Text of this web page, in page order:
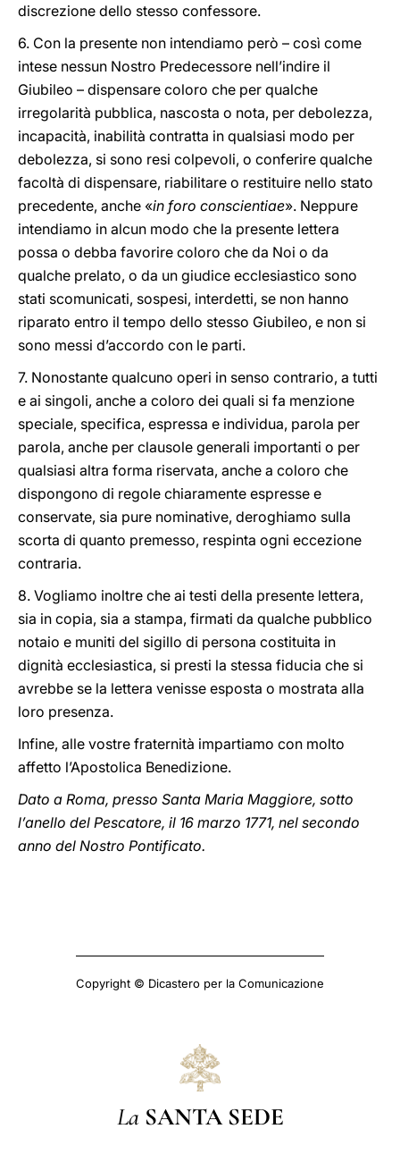
discrezione dello stesso confessore.
6. Con la presente non intendiamo però – così come
intese nessun Nostro Predecessore nell’indire il
Giubileo – dispensare coloro che per qualche
irregolarità pubblica, nascosta o nota, per debolezza,
incapacità, inabilità contratta in qualsiasi modo per
debolezza, si sono resi colpevoli, o conferire qualche
facoltà di dispensare, riabilitare o restituire nello stato
precedente, anche «in foro conscientiae». Neppure
intendiamo in alcun modo che la presente lettera
possa o debba favorire coloro che da Noi o da
qualche prelato, o da un giudice ecclesiastico sono
stati scomunicati, sospesi, interdetti, se non hanno
riparato entro il tempo dello stesso Giubileo, e non si
sono messi d’accordo con le parti.
7. Nonostante qualcuno operi in senso contrario, a tutti
e ai singoli, anche a coloro dei quali si fa menzione
speciale, specifica, espressa e individua, parola per
parola, anche per clausole generali importanti o per
qualsiasi altra forma riservata, anche a coloro che
dispongono di regole chiaramente espresse e
conservate, sia pure nominative, deroghiamo sulla
scorta di quanto premesso, respinta ogni eccezione
contraria.
8. Vogliamo inoltre che ai testi della presente lettera,
sia in copia, sia a stampa, firmati da qualche pubblico
notaio e muniti del sigillo di persona costituita in
dignità ecclesiastica, si presti la stessa fiducia che si
avrebbe se la lettera venisse esposta o mostrata alla
loro presenza.
Infine, alle vostre fraternità impartiamo con molto
affetto l’Apostolica Benedizione.
Dato a Roma, presso Santa Maria Maggiore, sotto
l’anello del Pescatore, il 16 marzo 1771, nel secondo
anno del Nostro Pontificato.
Copyright © Dicastero per la Comunicazione
La SANTA SEDE